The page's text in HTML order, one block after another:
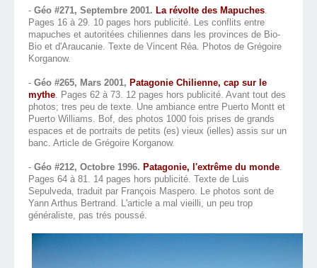
- Géo #271, Septembre 2001. La révolte des Mapuches.
Pages 16 à 29. 10 pages hors publicité. Les conflits entre
mapuches et autoritées chiliennes dans les provinces de Bio-
Bio et d'Araucanie. Texte de Vincent Réa. Photos de Grégoire
Korganow.
- Géo #265, Mars 2001, Patagonie Chilienne, cap sur le
mythe. Pages 62 à 73. 12 pages hors publicité. Avant tout des
photos; tres peu de texte. Une ambiance entre Puerto Montt et
Puerto Williams. Bof, des photos 1000 fois prises de grands
espaces et de portraits de petits (es) vieux (ielles) assis sur un
banc. Article de Grégoire Korganow.
- Géo #212, Octobre 1996. Patagonie, l'extrême du monde.
Pages 64 à 81. 14 pages hors publicité. Texte de Luis
Sepulveda, traduit par François Maspero. Le photos sont de
Yann Arthus Bertrand. L'article a mal vieilli, un peu trop
généraliste, pas trés poussé.